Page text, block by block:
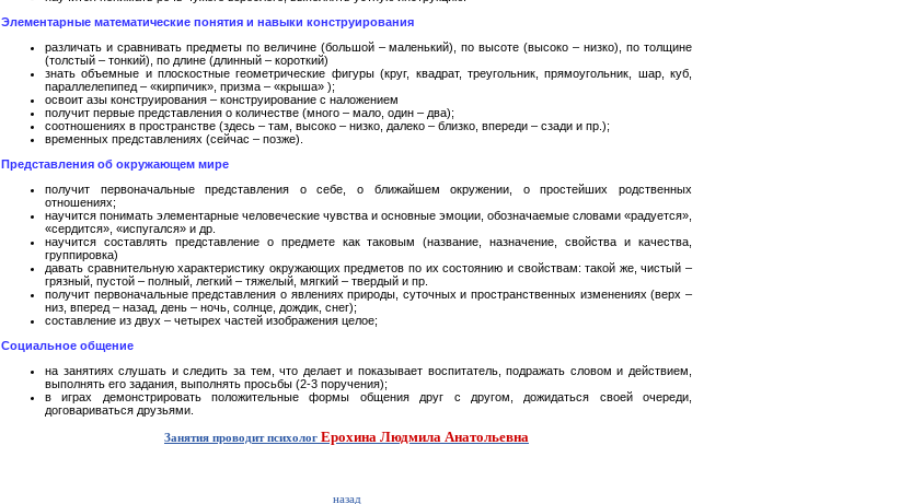
Элементарные математические понятия и навыки конструирования
различать и сравнивать предметы по величине (большой – маленький), по высоте (высоко – низко), по толщине
(толстый – тонкий), по длине (длинный – короткий)
знать объемные и плоскостные геометрические фигуры (круг, квадрат, треугольник, прямоугольник, шар, куб,
параллелепипед – «кирпичик», призма – «крыша» );
освоит азы конструирования – конструирование с наложением
получит первые представления о количестве (много – мало, один – два);
соотношениях в пространстве (здесь – там, высоко – низко, далеко – близко, впереди – сзади и пр.);
временных представлениях (сейчас – позже).
Представления об окружающем мире
получит первоначальные представления о себе, о ближайшем окружении, о простейших родственных
отношениях;
научится понимать элементарные человеческие чувства и основные эмоции, обозначаемые словами «радуется»,
«сердится», «испугался» и др.
научится составлять представление о предмете как таковым (название, назначение, свойства и качества,
группировка)
давать сравнительную характеристику окружающих предметов по их состоянию и свойствам: такой же, чистый –
грязный, пустой – полный, легкий – тяжелый, мягкий – твердый и пр.
получит первоначальные представления о явлениях природы, суточных и пространственных изменениях (верх –
низ, вперед – назад, день – ночь, солнце, дождик, снег);
составление из двух – четырех частей изображения целое;
Социальное общение
на занятиях слушать и следить за тем, что делает и показывает воспитатель, подражать словом и действием,
выполнять его задания, выполнять просьбы (2-3 поручения);
в играх демонстрировать положительные формы общения друг с другом, дожидаться своей очереди,
договариваться друзьями.
Занятия проводит психолог Ерохина Людмила Анатольевна
назад